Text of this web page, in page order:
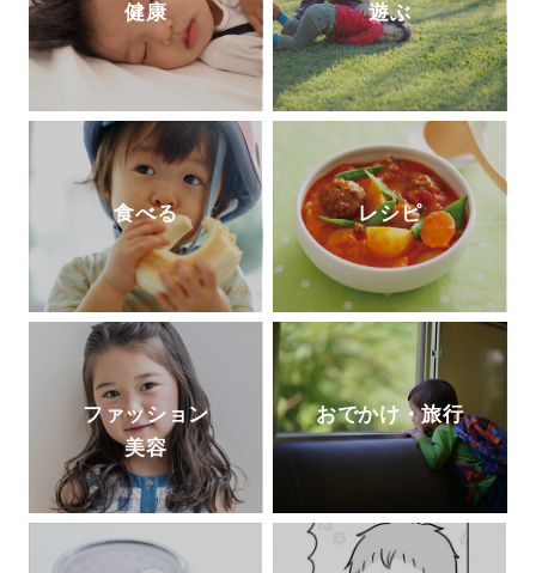
健康 遊ぶ
食べる レシピ
ファッション
美容
おでかけ・旅行